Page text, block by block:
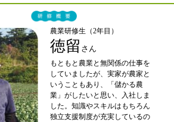
農業研修生（2年目）
徳留 さん
もともと農業と無関係の仕事を
していましたが、実家が農家と
いうこともあり、「儲かる農
業」がしたいと思い、入社しま
した。知識やスキルはもちろん
独立支援制度が充実しているの